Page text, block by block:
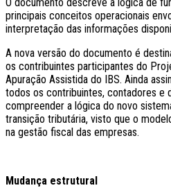
principais conceitos operacionais
interpretação das informações
A nova versão do documento é
os contribuintes participantes do
Apuração Assistida do IBS. Ainda
todos os contribuintes, contadores e
compreender a lógica do novo
transição tributária, visto que o
na gestão fiscal das empresas.
Mudança estrutural